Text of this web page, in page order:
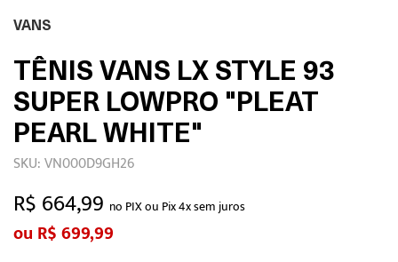
VANS
TÊNIS VANS LX STYLE 93
SUPER LOWPRO "PLEAT
PEARL WHITE"
SKU: VN000D9GH26
R$ 664,99 no PIX ou Pix 4x sem juros
R$ 699,99